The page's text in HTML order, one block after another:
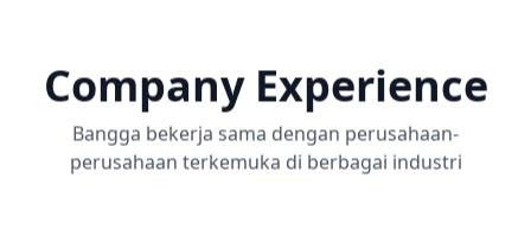
Company Experience
Bangga bekerja sama dengan perusahaan-
perusahaan terkemuka di berbagai industri